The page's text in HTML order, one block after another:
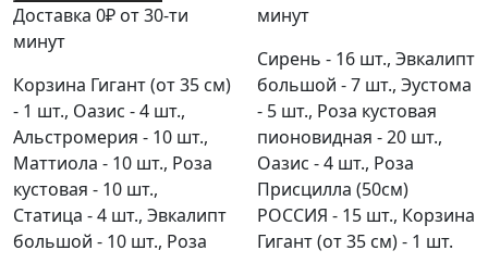
Доставка 0₽ от 30-ти
минут
Корзина Гигант (от 35 см)
- 1 шт., Оазис - 4 шт.,
Альстромерия - 10 шт.,
Маттиола - 10 шт., Роза
кустовая - 10 шт.,
Статица - 4 шт., Эвкалипт
большой - 10 шт., Роза
минут
Сирень - 16 шт., Эвкалипт
большой - 7 шт., Эустома
- 5 шт., Роза кустовая
пионовидная - 20 шт.,
Оазис - 4 шт., Роза
Присцилла (50см)
РОССИЯ - 15 шт., Корзина
Гигант (от 35 см) - 1 шт.